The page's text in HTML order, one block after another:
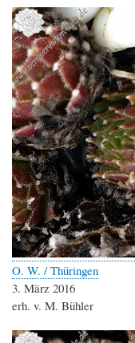
O. W. / Thüringen
3. März 2016
erh. v. M. Bühler